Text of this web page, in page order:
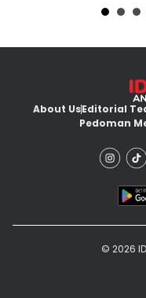
About UsEditorial
Pedoman
© 2026